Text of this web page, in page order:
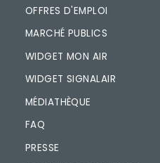
OFFRES D'EMPLOI
MARCHÉ PUBLICS
WIDGET MON AIR
WIDGET SIGNALAIR
MÉDIATHÈQUE
FAQ
PRESSE